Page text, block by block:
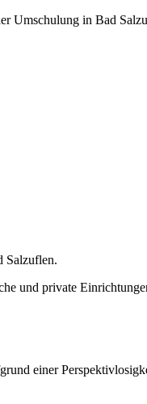
Umschulung in Bad
Salzuflen.
und private
einer